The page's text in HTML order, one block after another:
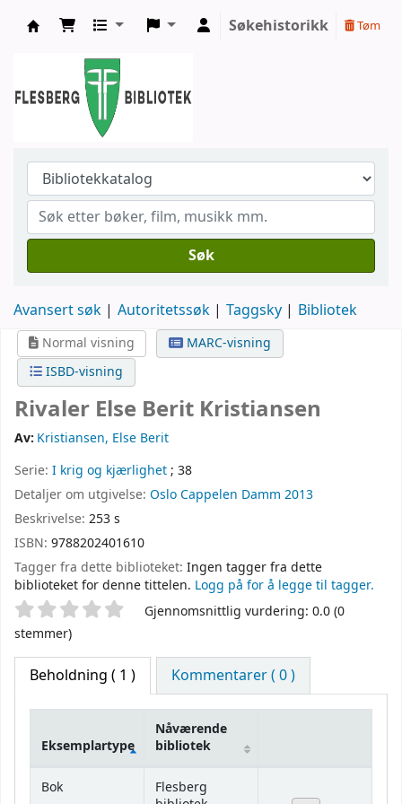
Søkehistorikk Tøm
Søk
Avansert søk Autoritetssøk Taggsky Bibliotek
Normal visning
MARC-visning
ISBD-visning
Rivaler Else Berit Kristiansen
Av: Kristiansen, Else Berit
Serie: I krig og kjærlighet; 38
Detaljer om utgivelse: OsloCappelen Damm 2013
Beskrivelse: 253 s
ISBN: 9788202401610
Tagger fra dette biblioteket: Ingen tagger fra dette
biblioteket for denne tittelen. Logg på for å legge til tagger.
StjernevurderingGjennomsnittlig vurdering: 0.0 (0
stemmer)
Beholdning ( 1 ) Kommentarer ( 0 )
Beholdning
Eksemplartype
Nåværende
bibliotek
Bok
Flesberg